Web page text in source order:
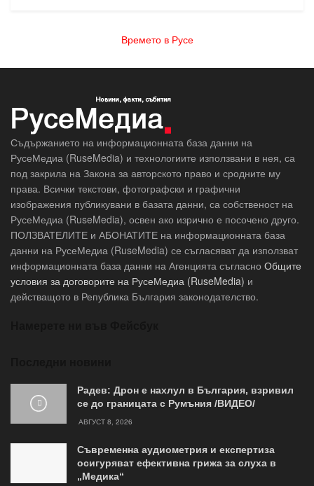
Времето в Русе
Съдържанието на информационната база данни на
РусеМедиа (RuseMedia) и технологиите използвани в нея, са
под закрила на Закона за авторското право и сродните му
права. Всички текстови, фотографски и графични
изображения публикувани в базата данни, са собственост на
РусеМедиа (RuseMedia), освен ако изрично е посочено друго.
ПОЛЗВАТЕЛИТЕ и АБОНАТИТЕ на информационната база
данни на РусеМедиа (RuseMedia) се съгласяват да използват
информационната база данни на Агенцията съгласно Общите
условия за договорите на РусеМедиа (RuseMedia) и
действащото в Република България законодателство.
Радев: Дрон е нахлул в България, взривил
се до границата с Румъния /ВИДЕО/
АВГУСТ 8, 2026
Съвременна аудиометрия и експертиза
осигуряват ефективна грижа за слуха в
„Медика“